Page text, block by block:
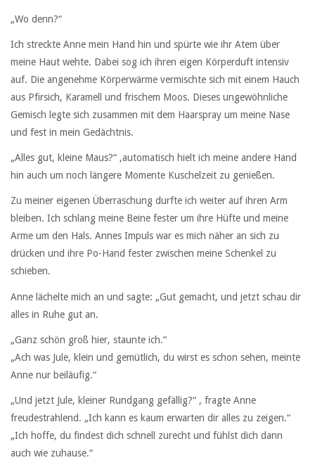
„Wo denn?“
Ich streckte Anne mein Hand hin und spürte wie ihr Atem über
meine Haut wehte. Dabei sog ich ihren eigen Körperduft intensiv
auf. Die angenehme Körperwärme vermischte sich mit einem Hauch
aus Pfirsich, Karamell und frischem Moos. Dieses ungewöhnliche
Gemisch legte sich zusammen mit dem Haarspray um meine Nase
und fest in mein Gedächtnis.
„Alles gut, kleine Maus?“ ,automatisch hielt ich meine andere Hand
hin auch um noch längere Momente Kuschelzeit zu genießen.
Zu meiner eigenen Überraschung durfte ich weiter auf ihren Arm
bleiben. Ich schlang meine Beine fester um ihre Hüfte und meine
Arme um den Hals. Annes Impuls war es mich näher an sich zu
drücken und ihre Po-Hand fester zwischen meine Schenkel zu
schieben.
Anne lächelte mich an und sagte: „Gut gemacht, und jetzt schau dir
alles in Ruhe gut an.
„Ganz schön groß hier, staunte ich.“
„Ach was Jule, klein und gemütlich, du wirst es schon sehen, meinte
Anne nur beiläufig.“
„Und jetzt Jule, kleiner Rundgang gefällig?“ , fragte Anne
freudestrahlend. „Ich kann es kaum erwarten dir alles zu zeigen.“
„Ich hoffe, du findest dich schnell zurecht und fühlst dich dann
auch wie zuhause.“